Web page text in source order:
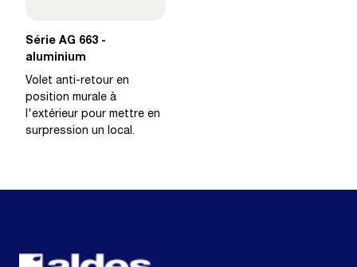
Série AG 663 -
aluminium
Volet anti-retour en
position murale à
l'extérieur pour mettre en
surpression un local.